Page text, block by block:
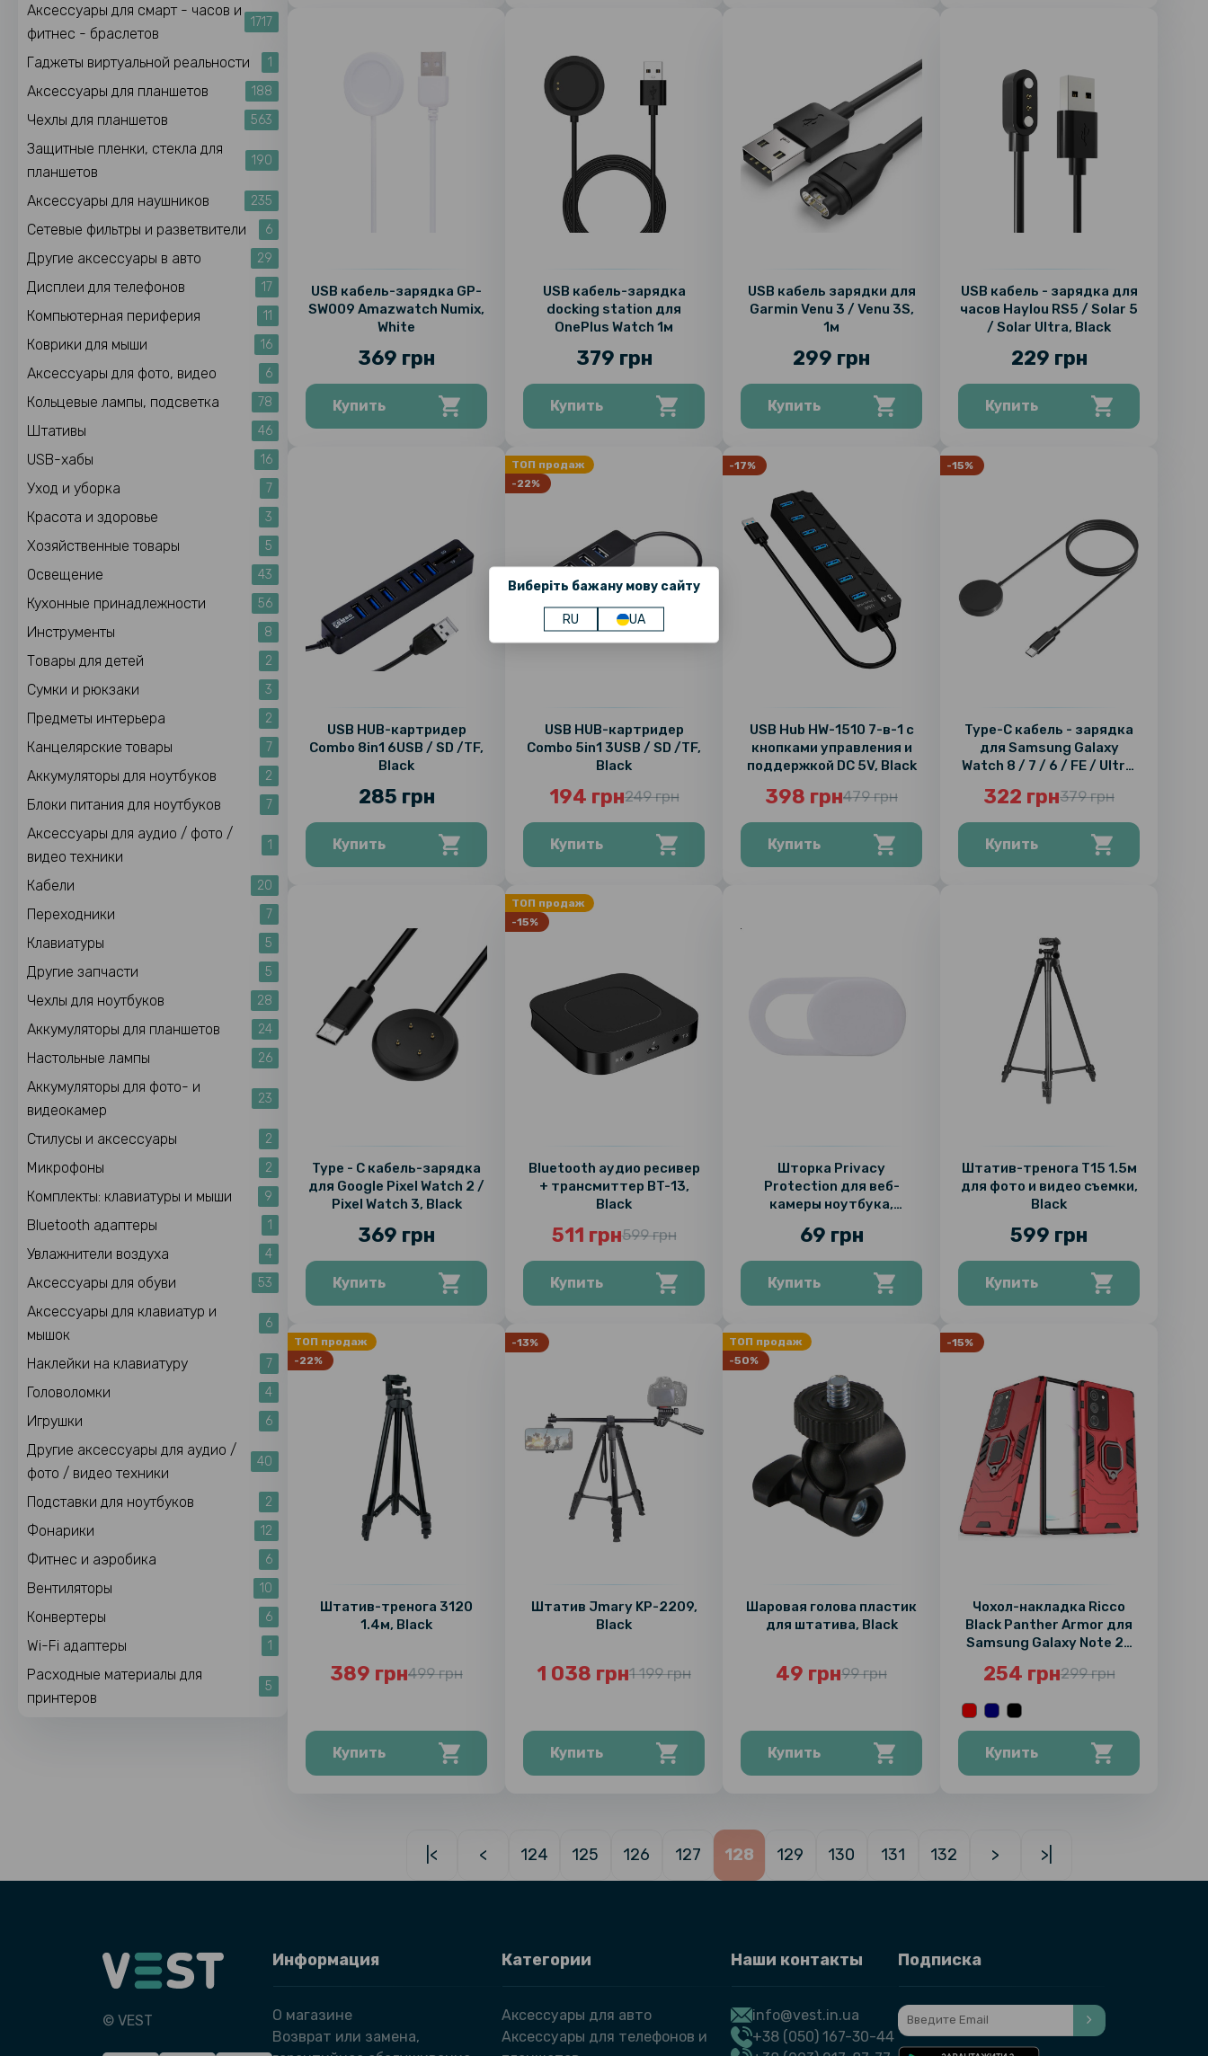
Виберіть бажану мову сайту
RU UA
Аксессуары для смарт - часов и
фитнес - браслетов
1717
Гаджеты виртуальной реальности 1
Аксессуары для планшетов 188
Чехлы для планшетов 563
Защитные пленки, стекла для
планшетов
190
Аксессуары для наушников 235
Сетевые фильтры и разветвители 6
Другие аксессуары в авто 29
Дисплеи для телефонов 17
Компьютерная периферия 11
Коврики для мыши 16
Аксессуары для фото, видео 6
Кольцевые лампы, подсветка 78
Штативы 46
USB-хабы 16
Уход и уборка 7
Красота и здоровье 3
Хозяйственные товары 5
Освещение 43
Кухонные принадлежности 56
Инструменты 8
Товары для детей 2
Сумки и рюкзаки 3
Предметы интерьера 2
Канцелярские товары 7
Аккумуляторы для ноутбуков 2
Блоки питания для ноутбуков 7
Аксессуары для аудио / фото /
видео техники
1
Кабели 20
Переходники 7
Клавиатуры 5
Другие запчасти 5
Чехлы для ноутбуков 28
Аккумуляторы для планшетов 24
Настольные лампы 26
Аккумуляторы для фото- и
видеокамер
23
Стилусы и аксессуары 2
Микрофоны 2
Комплекты: клавиатуры и мыши 9
Bluetooth адаптеры 1
Увлажнители воздуха 4
Аксессуары для обуви 53
Аксессуары для клавиатур и
мышок
6
Наклейки на клавиатуру 7
Головоломки 4
Игрушки 6
Другие аксессуары для аудио /
фото / видео техники
40
Подставки для ноутбуков 2
Фонарики 12
Фитнес и аэробика 6
Вентиляторы 10
Конвертеры 6
Wi-Fi адаптеры 1
Расходные материалы для
принтеров
5
USB кабель-зарядка GP-
SW009 Amazwatch Numix,
White
369 грн
Купить
USB кабель-зарядка
docking station для
OnePlus Watch 1м
379 грн
Купить
USB кабель зарядки для
Garmin Venu 3 / Venu 3S,
1м
299 грн
Купить
USB кабель - зарядка для
часов Haylou RS5 / Solar 5
/ Solar Ultra, Black
229 грн
Купить
USB HUB-картридер
Combo 8in1 6USB / SD /TF,
Black
285 грн
Купить
ТОП продаж
-22%
USB HUB-картридер
Combo 5in1 3USB / SD /TF,
Black
194 грн249 грн
Купить
-17%
USB Hub HW-1510 7-в-1 с
кнопками управления и
поддержкой DC 5V, Black
398 грн479 грн
Купить
-15%
Type-C кабель - зарядка
для Samsung Galaxy
Watch 8 / 7 / 6 / FE / Ultra,
322 грн379 грн
Купить
Type - C кабель-зарядка
для Google Pixel Watch 2 /
Pixel Watch 3, Black
369 грн
Купить
ТОП продаж
-15%
Bluetooth аудио ресивер
+ трансмиттер BT-13,
Black
511 грн599 грн
Купить
Шторка Privacy
Protection для веб-
камеры ноутбука,
планшета или телефона,
White
69 грн
Купить
Штатив-тренога T15 1.5м
для фото и видео съемки,
Black
599 грн
Купить
ТОП продаж
-22%
Штатив-тренога 3120
1.4м, Black
389 грн499 грн
Купить
-13%
Штатив Jmary KP-2209,
Black
1 038 грн1 199 грн
Купить
ТОП продаж
-50%
Шаровая голова пластик
для штатива, Black
49 грн99 грн
Купить
-15%
Чохол-накладка Ricco
Black Panther Armor для
Samsung Galaxy Note 20
254 грн299 грн
Купить
|< < 124 125 126 127 128 129 130 131 132 > >|
© VEST
Информация
О магазине
Возврат или замена,
Категории
Аксессуары для авто
Аксессуары для телефонов и
Наши контакты
info@vest.in.ua
+38 (050) 167-30-44
Подписка